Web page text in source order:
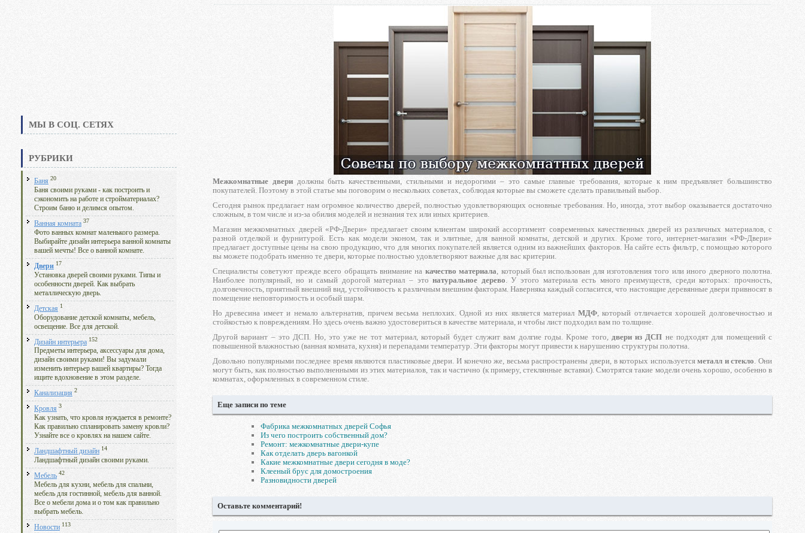
МЫ В СОЦ. СЕТЯХ
РУБРИКИ
Баня 20
Баня своими руками - как построить и
сэкономить на работе и стройматериалах?
Строим баню и делимся опытом.
Ванная комната 37
Фото ванных комнат маленького размера.
Выбирайте дизайн интерьера ванной комнаты
вашей мечты! Все о ванной комнате.
Двери 17
Установка дверей своими руками. Типы и
особенности дверей. Как выбрать
металлическую дверь.
Детская 1
Оборудование детской комнаты, мебель,
освещение. Все для детской.
Дизайн интерьера 152
Предметы интерьера, аксессуары для дома,
дизайн своими руками! Вы задумали
изменить интерьер вашей квартиры? Тогда
ищите вдохновение в этом разделе.
Канализация 2
Кровля 3
Как узнать, что кровля нуждается в ремонте?
Как правильно спланировать замену кровли?
Узнайте все о кровлях на нашем сайте.
Ландшафтный дизайн 14
Ландшафтный дизайн своими руками.
Мебель 42
Мебель для кухни, мебель для спальни,
мебель для гостинной, мебель для ванной.
Все о мебели дома и о том как правильно
выбрать мебель.
Новости 113
Межкомнатные двери должны быть качественными, стильными и недорогими – это самые главные требования, которые к ним предъявляет большинство
покупателей. Поэтому в этой статье мы поговорим о нескольких советах, соблюдая которые вы сможете сделать правильный выбор.
Сегодня рынок предлагает нам огромное количество дверей, полностью удовлетворяющих основные требования. Но, иногда, этот выбор оказывается достаточно
сложным, в том числе и из-за обилия моделей и незнания тех или иных критериев.
Магазин межкомнатных дверей «РФ-Двери» предлагает своим клиентам широкий ассортимент современных качественных дверей из различных материалов, с
разной отделкой и фурнитурой. Есть как модели эконом, так и элитные, для ванной комнаты, детской и других. Кроме того, интернет-магазин «РФ-Двери»
предлагает доступные цены на свою продукцию, что для многих покупателей является одним из важнейших факторов. На сайте есть фильтр, с помощью которого
вы можете подобрать именно те двери, которые полностью удовлетворяют важные для вас критерии.
Специалисты советуют прежде всего обращать внимание на качество материала, который был использован для изготовления того или иного дверного полотна.
Наиболее популярный, но и самый дорогой материал – этонатуральное дерево. У этого материала есть много преимуществ, среди которых: прочность,
долговечность, приятный внешний вид, устойчивость к различным внешним факторам. Наверняка каждый согласится, что настоящие деревянные двери привносят в
помещение неповторимость и особый шарм.
Но древесина имеет и немало альтернатив, причем весьма неплохих. Одной из них является материал МДФ, который отличается хорошей долговечностью и
стойкостью к повреждениям. Но здесь очень важно удостовериться в качестве материала, и чтобы лист подходил вам по толщине.
Другой вариант – это ДСП. Но, это уже не тот материал, который будет служит вам долгие годы. Кроме того, двери из ДСП не подходят для помещений с
повышенной влажностью (ванная комната, кухня) и перепадами температур. Эти факторы могут привести к нарушению структуры полотна.
Довольно популярными последнее время являются пластиковые двери. И конечно же, весьма распространены двери, в которых используетсяметалл и стекло. Они
могут быть, как полностью выполненными из этих материалов, так и частично (к примеру, стеклянные вставки). Смотрятся такие модели очень хорошо, особенно в
комнатах, оформленных в современном стиле.
Еще записи по теме
Фабрика межкомнатных дверей Софья
Из чего построить собственный дом?
Ремонт: межкомнатные двери-купе
Как отделать дверь вагонкой
Какие межкомнатные двери сегодня в моде?
Клееный брус для домостроения
Разновидности дверей
Оставьте комментарий!